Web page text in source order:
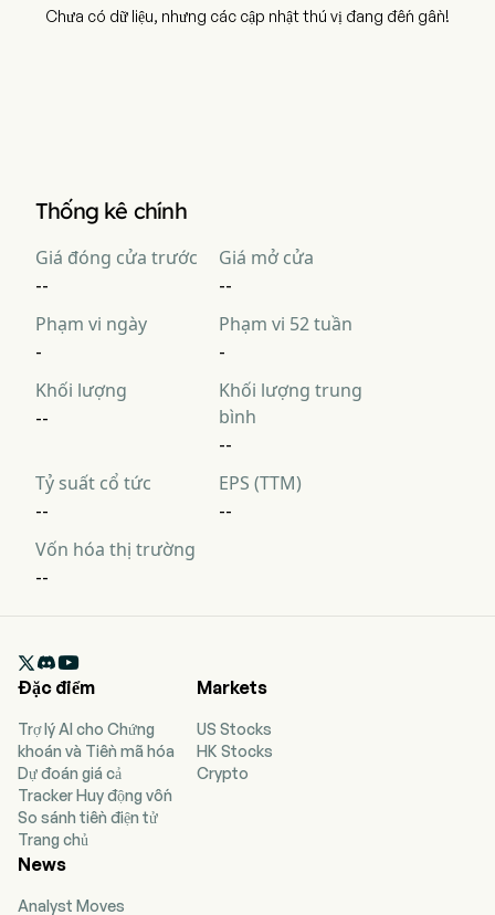
Chưa có dữ liệu, nhưng các cập nhật thú vị đang đến gần!
Thống kê chính
Giá đóng cửa trước
--
Giá mở cửa
--
Phạm vi ngày
-
Phạm vi 52 tuần
-
Khối lượng
--
Khối lượng trung
bình
--
Tỷ suất cổ tức
--
EPS (TTM)
--
Vốn hóa thị trường
--

Đặc điểm
Trợ lý AI cho Chứng
khoán và Tiền mã hóa
Dự đoán giá cả
Tracker Huy động vốn
So sánh tiền điện tử
Trang chủ
Markets
US Stocks
HK Stocks
Crypto
News
Analyst Moves